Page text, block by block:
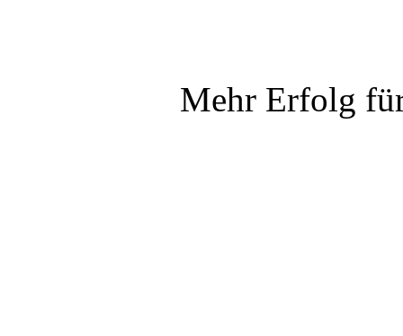
Mehr Erfolg